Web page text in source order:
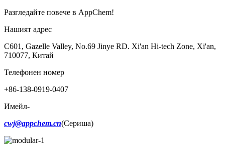
Разгледайте повече в AppChem!
Нашият адрес
C601, Gazelle Valley, No.69 Jinye RD. Xi'an Hi-tech Zone, Xi'an,
710077, Китай
Телефонен номер
+86-138-0919-0407
Имейл-
cwj@appchem.cn(Сериша)